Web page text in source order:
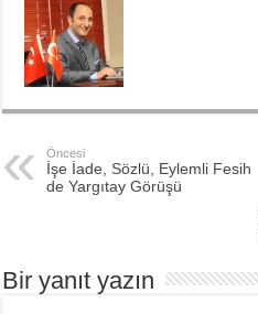
Öncesi
İşe İade, Sözlü, Eylemli Fesih
de Yargıtay Görüşü
Bir yanıt yazın